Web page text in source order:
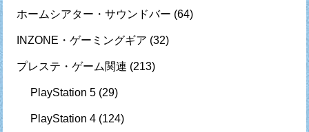
ホームシアター・サウンドバー (64)
INZONE・ゲーミングギア (32)
プレステ・ゲーム関連 (213)
PlayStation 5 (29)
PlayStation 4 (124)